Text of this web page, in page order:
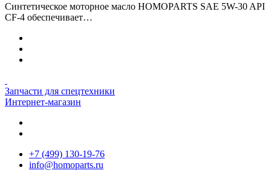
Синтетическое моторное масло HOMOPARTS SAE 5W-30 API
CF-4 обеспечивает…
Запчасти для спецтехники
Интернет-магазин
+7 (499) 130-19-76
info@homoparts.ru